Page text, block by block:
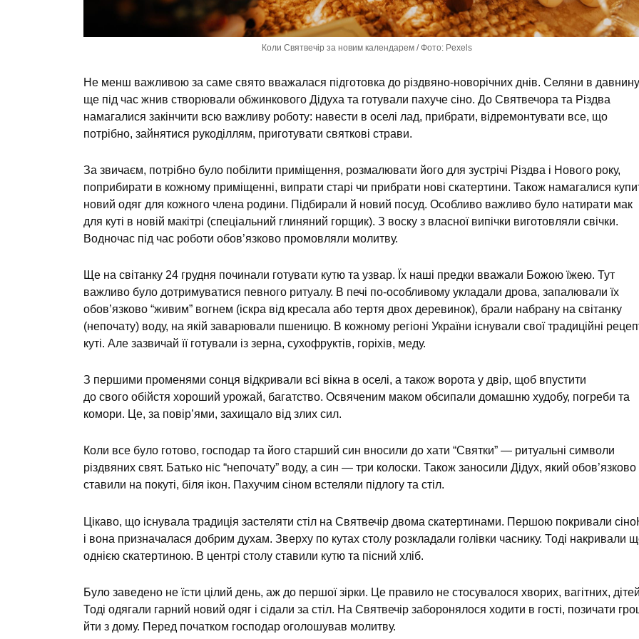
Коли Святвечір за новим календарем / Фото: Pexels
Не менш важливою за саме свято вважалася підготовка до різдвяно-новорічних днів. Селяни в давнину
ще під час жнив створювали обжинкового Дідуха та готували пахуче сіно. До Святвечора та Різдва
намагалися закінчити всю важливу роботу: навести в оселі лад, прибрати, відремонтувати все, що
потрібно, зайнятися рукоділлям, приготувати святкові страви.
За звичаєм, потрібно було побілити приміщення, розмалювати його для зустрічі Різдва і Нового року,
поприбирати в кожному приміщенні, випрати старі чи прибрати нові скатертини. Також намагалися
новий одяг для кожного члена родини. Підбирали й новий посуд. Особливо важливо було натирати мак
для куті в новій макітрі (спеціальний глиняний горщик). З воску з власної випічки виготовляли свічки.
Водночас під час роботи обов’язково промовляли молитву.
Ще на світанку 24 грудня починали готувати кутю та узвар. Їх наші предки вважали Божою їжею. Тут
важливо було дотримуватися певного ритуалу. В печі по-особливому укладали дрова, запалювали їх
обов’язково “живим” вогнем (іскра від кресала або тертя двох деревинок), брали набрану на світанку
(непочату) воду, на якій заварювали пшеницю. В кожному регіоні України існували свої традиційні
куті. Але зазвичай її готували із зерна, сухофруктів, горіхів, меду.
З першими променями сонця відкривали всі вікна в оселі, а також ворота у двір, щоб впустити
до свого обійстя хороший урожай, багатство. Освяченим маком обсипали домашню худобу, погреби та
комори. Це, за повір’ями, захищало від злих сил.
Коли все було готово, господар та його старший син вносили до хати “Святки” — ритуальні символи
різдвяних свят. Батько ніс “непочату” воду, а син — три колоски. Також заносили Дідух, який обов’язково
ставили на покуті, біля ікон. Пахучим сіном встеляли підлогу та стіл.
Цікаво, що існувала традиція застеляти стіл на Святвечір двома скатертинами. Першою покривали
і вона призначалася добрим духам. Зверху по кутах столу розкладали голівки часнику. Тоді накривали
однією скатертиною. В центрі столу ставили кутю та пісний хліб.
Було заведено не їсти цілий день, аж до першої зірки. Це правило не стосувалося хворих, вагітних,
Тоді одягали гарний новий одяг і сідали за стіл. На Святвечір заборонялося ходити в гості, позичати
йти з дому. Перед початком господар оголошував молитву.